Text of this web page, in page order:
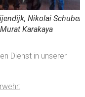
Schubert, Manuel
Dienst in unserer